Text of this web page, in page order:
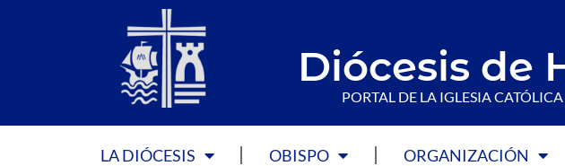
Diócesis de
PORTAL DE LA IGLESIA
LA DIÓCESIS OBISPO ORGANIZACIÓN